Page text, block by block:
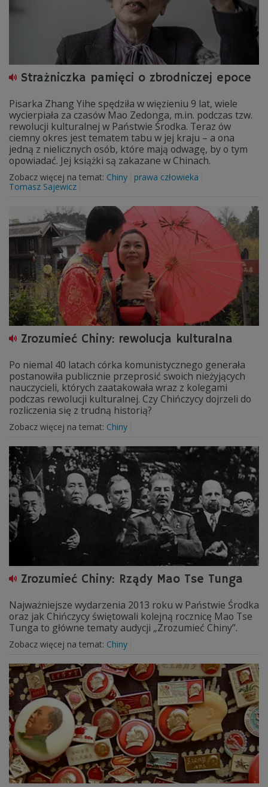
Strażniczka pamięci o zbrodniczej epoce
Pisarka Zhang Yihe spędziła w więzieniu 9 lat, wiele
wycierpiała za czasów Mao Zedonga, m.in. podczas tzw.
rewolucji kulturalnej w Państwie Środka. Teraz ów
ciemny okres jest tematem tabu w jej kraju – a ona
jedną z nielicznych osób, które mają odwagę, by o tym
opowiadać. Jej książki są zakazane w Chinach.
Zobacz więcej na temat: Chiny
prawa człowieka
Tomasz Sajewicz
Zrozumieć Chiny: rewolucja kulturalna
Po niemal 40 latach córka komunistycznego generała
postanowiła publicznie przeprosić swoich nieżyjących
nauczycieli, których zaatakowała wraz z kolegami
podczas rewolucji kulturalnej. Czy Chińczycy dojrzeli do
rozliczenia się z trudną historią?
Zobacz więcej na temat: Chiny
Zrozumieć Chiny: Rządy Mao Tse Tunga
Najważniejsze wydarzenia 2013 roku w Państwie Środka
oraz jak Chińczycy świętowali kolejną rocznicę Mao Tse
Tunga to główne tematy audycji „Zrozumieć Chiny”.
Zobacz więcej na temat: Chiny